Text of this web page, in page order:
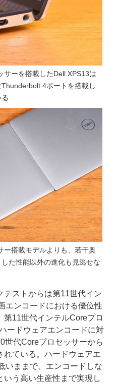
ーを搭載したDell XPS13は
4ポートを搭載し
ー搭載モデルよりも、若干奥
た性能以外の進化も見逃せな
テストからは第11世代イン
エンコードにおける優位性
11世代インテルCoreプロ
ードウェアエンコードに対
世代Coreプロセッサーから
れている。ハードウェアエ
いままで、エンコードしな
いう高い生産性まで実現し